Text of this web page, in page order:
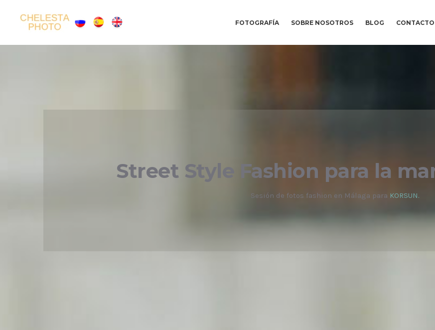
FOTOGRAFÍA SOBRE NOSOTROS BLOG CONTACTO
Street Style Fashion para la
Sesión de fotos fashion en Málaga para KORSUN.